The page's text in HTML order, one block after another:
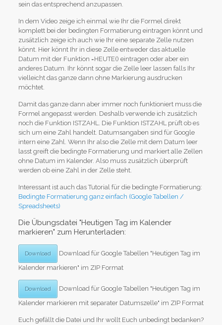
sein das entsprechend anzupassen.
In dem Video zeige ich einmal wie Ihr die Formel direkt
komplett bei der bedingten Formatierung eintragen könnt und
zusätzlich zeige ich auch wie Ihr eine separate Zelle nutzen
könnt. Hier könnt Ihr in diese Zelle entweder das aktuelle
Datum mit der Funktion =HEUTE() eintragen oder aber ein
anderes Datum. Ihr könnt sogar die Zelle leer lassen falls Ihr
vielleicht das ganze dann ohne Markierung ausdrucken
möchtet.
Damit das ganze dann aber immer noch funktioniert muss die
Formel angepasst werden. Deshalb verwende ich zusätzlich
noch die Funktion ISTZAHL. Die Funktion ISTZAHL prüft ob es
sich um eine Zahl handelt. Datumsangaben sind für Google
intern eine Zahl. Wenn Ihr also die Zelle mit dem Datum leer
lasst greift die bedingte Formatierung und markiert alle Zellen
ohne Datum im Kalender. Also muss zusätzlich überprüft
werden ob eine Zahl in der Zelle steht.
Interessant ist auch das Tutorial für die bedingte Formatierung:
Bedingte Formatierung ganz einfach (Google Tabellen /
Spreadsheets)
Die Übungsdatei "Heutigen Tag im Kalender
markieren" zum Herunterladen:
Download
Download für Google Tabellen "Heutigen Tag im
Kalender markieren" im ZIP Format
Download
Download für Google Tabellen "Heutigen Tag im
Kalender markieren mit separater Datumszelle" im ZIP Format
Euch gefällt die Datei und Ihr wollt Euch unbedingt bedanken?